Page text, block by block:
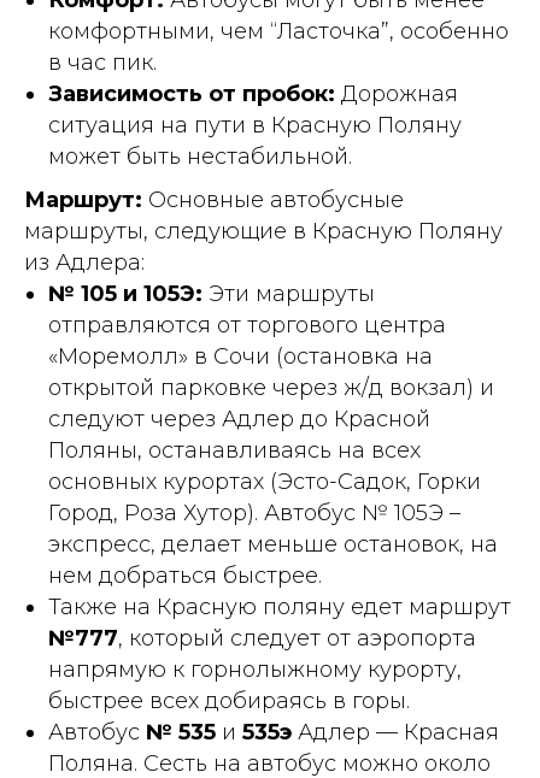
комфортными, чем “Ласточка”, особенно
в час пик.
Зависимость от пробок: Дорожная
ситуация на пути в Красную Поляну
может быть нестабильной.
Маршрут: Основные автобусные
маршруты, следующие в Красную Поляну
из Адлера:
№ 105 и 105Э: Эти маршруты
отправляются от торгового центра
«Моремолл» в Сочи (остановка на
открытой парковке через ж/д вокзал) и
следуют через Адлер до Красной
Поляны, останавливаясь на всех
основных курортах (Эсто-Садок, Горки
Город, Роза Хутор). Автобус № 105Э –
экспресс, делает меньше остановок, на
нем добраться быстрее.
Также на Красную поляну едет маршрут
№777, который следует от аэропорта
напрямую к горнолыжному курорту,
быстрее всех добираясь в горы.
Автобус № 535 и 535э Адлер — Красная
Поляна. Сесть на автобус можно около